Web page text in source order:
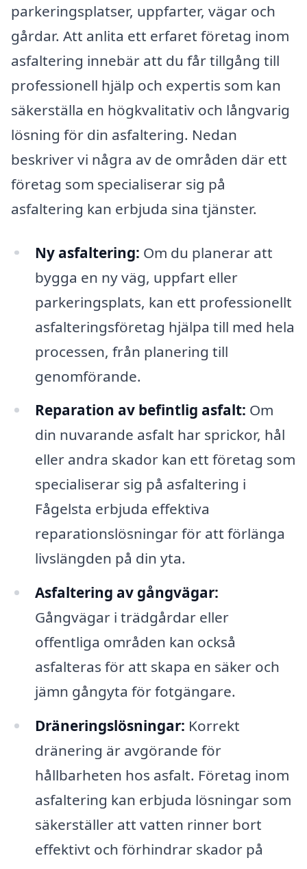
parkeringsplatser, uppfarter, vägar och
gårdar. Att anlita ett erfaret företag inom
asfaltering innebär att du får tillgång till
professionell hjälp och expertis som kan
säkerställa en högkvalitativ och långvarig
lösning för din asfaltering. Nedan
beskriver vi några av de områden där ett
företag som specialiserar sig på
asfaltering kan erbjuda sina tjänster.
Ny asfaltering: Om du planerar att
bygga en ny väg, uppfart eller
parkeringsplats, kan ett professionellt
asfalteringsföretag hjälpa till med hela
processen, från planering till
genomförande.
Reparation av befintlig asfalt: Om
din nuvarande asfalt har sprickor, hål
eller andra skador kan ett företag som
specialiserar sig på asfaltering i
Fågelsta erbjuda effektiva
reparationslösningar för att förlänga
livslängden på din yta.
Asfaltering av gångvägar:
Gångvägar i trädgårdar eller
offentliga områden kan också
asfalteras för att skapa en säker och
jämn gångyta för fotgängare.
Dräneringslösningar: Korrekt
dränering är avgörande för
hållbarheten hos asfalt. Företag inom
asfaltering kan erbjuda lösningar som
säkerställer att vatten rinner bort
effektivt och förhindrar skador på